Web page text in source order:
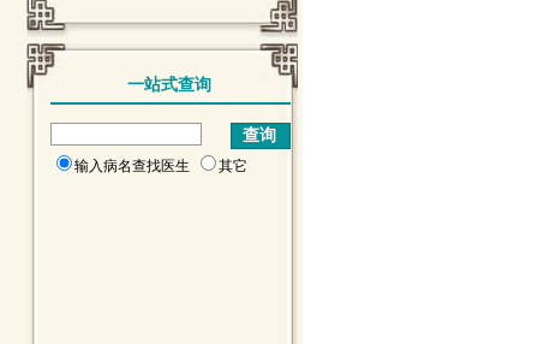
一站式查询
输入病名查找医生 其它